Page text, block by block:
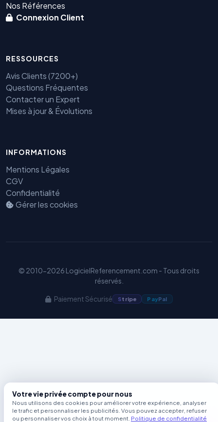
Nos Références
Connexion Client
RESSOURCES
Avis Clients (7200+)
Questions Fréquentes
Contacter un Expert
Mises à jour & Évolutions
INFORMATIONS
Mentions Légales
CGV
Confidentialité
Gérer les cookies
© 2010-2026 LogicielReferencement.com - Tous droits
réservés.
Paiement Sécurisé Stripe PayPal
Votre vie privée compte pour nous
Nous utilisons des cookies pour améliorer votre expérience, analyser
le trafic et personnaliser les publicités. Vous pouvez accepter, refuser
ou personnaliser vos choix à tout moment. Politique de confidentialité